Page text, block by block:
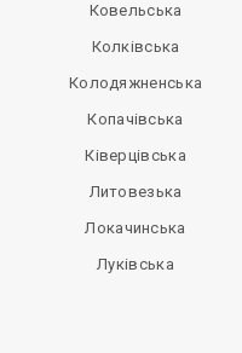
Ковельська
Колківська
Колодяжненська
Копачівська
Ківерцівська
Литовезька
Локачинська
Луківська